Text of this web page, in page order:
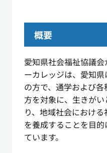
概要
愛知県社会福祉協議
ーカレッジは、愛知
の方で、通学および
方を対象に、生きが
り、地域社会におけ
を養成することを目
ています。